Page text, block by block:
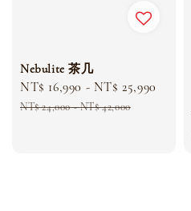
Nebulite 茶几
Sale
price
NT$ 16,990 - NT$ 25,990
NT$ 24,000-NT$ 42,000